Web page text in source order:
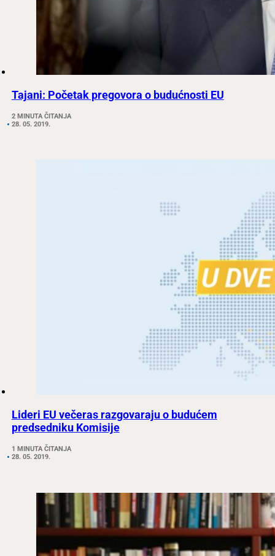
Tajani: Početak pregovora o budućnosti EU
2 MINUTA ČITANJA
28. 05. 2019.
Lideri EU večeras razgovaraju o budućem
predsedniku Komisije
1 MINUTA ČITANJA
28. 05. 2019.